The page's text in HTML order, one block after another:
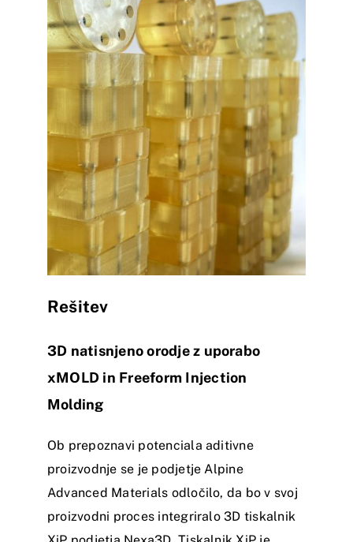
Rešitev
3D natisnjeno orodje z uporabo
xMOLD in Freeform Injection
Molding
Ob prepoznavi potenciala aditivne
proizvodnje se je podjetje Alpine
Advanced Materials odločilo, da bo v svoj
proizvodni proces integriralo 3D tiskalnik